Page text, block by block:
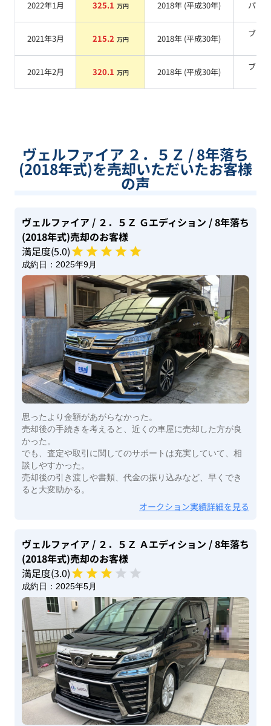
2022年1月 325.1 万円 2018年 (平成30年) パール
2021年3月 215.2 万円 2018年 (平成30年)
ブラ
2021年2月 320.1 万円 2018年 (平成30年)
ブラ
ヴェルファイア ２．５Ｚ / 8年落ち
(2018年式)を売却いただいたお客様
の声
ヴェルファイア / ２．５Ｚ Ｇエディション / 8年落ち
(2018年式)売却のお客様
満足度(5.0)
成約日： 2025年9月
思ったより金額があがらなかった。
売却後の手続きを考えると、近くの車屋に売却した方が良
かった。
でも、査定や取引に関してのサポートは充実していて、相
談しやすかった。
売却後の引き渡しや書類、代金の振り込みなど、早くでき
ると大変助かる。
オークション実績詳細を見る
ヴェルファイア / ２．５Ｚ Ａエディション / 8年落ち
(2018年式)売却のお客様
満足度(3.0)
成約日： 2025年5月